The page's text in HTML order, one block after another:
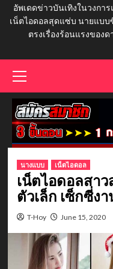
อัพเดดข่าวบันเทิงในวงกา
เน็ตไอดอลสุดแซ่บ นายแบ
ตรงเรื่องร้อนแรงของ
Menu
นางแบบ เน็ตไอดอล
เน็ตไอดอลสา
ตัวเล็ก เซ็กซี่ง
T-Hoy June 15, 2020